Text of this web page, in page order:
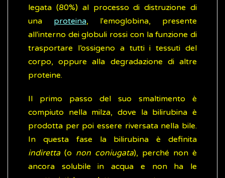
legata (80%) al processo di distruzione di
una proteina, l'emoglobina, presente
all'interno dei globuli rossi con la funzione di
trasportare l’ossigeno a tutti i tessuti del
corpo, oppure alla degradazione di altre
proteine.
Il primo passo del suo smaltimento è
compiuto nella milza, dove la bilirubina è
prodotta per poi essere riversata nella bile.
In questa fase la bilirubina è definita
indiretta(o non coniugata), perché non è
ancora solubile in acqua e non ha le